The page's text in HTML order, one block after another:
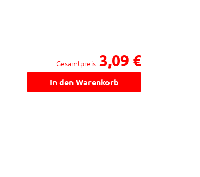
Gesamtpreis 3,09 €
In den Warenkorb